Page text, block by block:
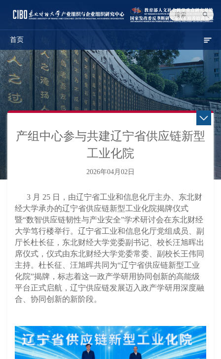
首页
产组中心参与共建辽宁省供应链新型
工业化院
2026年04月02日
3 月 25 日，由辽宁省工业和信息化厅主办、东北财
经大学承办的辽宁省供应链新型工业化院揭牌仪式
暨“数智供应链韧性与产业安全”学术研讨会在东北财经
大学笃行楼举行。辽宁省工业和信息化厅党组成员、副
厅长杜长征，东北财经大学党委副书记、校长汪旭晖出
席仪式，仪式由东北财经大学党委常委、副校长王伟同
主持。杜长征、汪旭晖共同为“辽宁省供应链新型工业
化院”揭牌，标志着这一政产学研用协同创新的高能级
平台正式启航，辽宁供应链发展迈入政产学研用深度融
合、协同创新的新阶段。